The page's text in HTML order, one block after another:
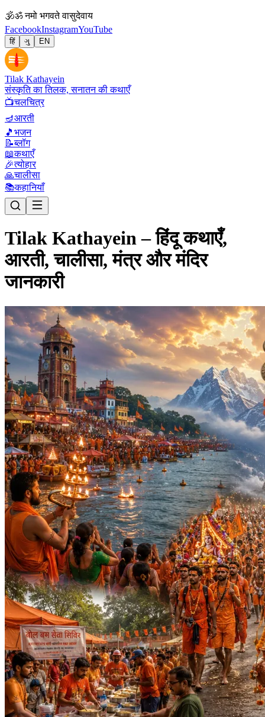
🕉ॐ नमो भगवते वासुदेवाय
FacebookInstagramYouTube
हिं ગુ EN
Tilak Kathayein
संस्कृति का तिलक, सनातन की कथाएँ
📺चलचित्र
🪔आरती
🎵 भजन
📝ब्लॉग
📖कथाएँ
🎉त्योहार
🙏चालीसा
📚कहानियाँ
Tilak Kathayein – हिंदू कथाएँ,
आरती, चालीसा, मंत्र और मंदिर
जानकारी